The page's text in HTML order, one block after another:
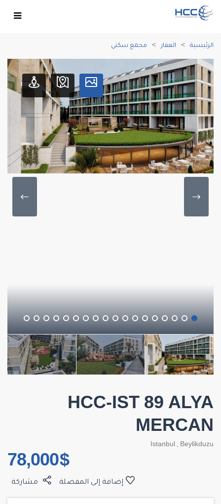
الرئيسية العقار مجمع سكني
HCC-IST 89 ALYA
MERCAN
Istanbul , Beylikduzu
$ 78,000
مشاركة إضافة إلى المفضلة